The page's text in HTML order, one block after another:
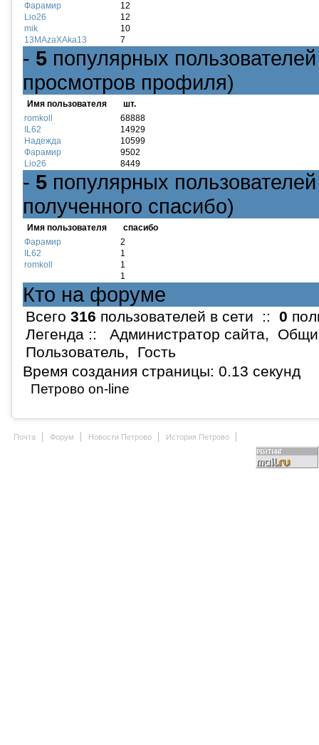
Фарамир
12
Lio26
12
mik
10
13MAzaXAka13
7
- 5 популярных
просмотров профиля)
Имя пользователя
шт.
romkoll
68888
IL62
14929
Надежда
10599
Фарамир
9502
Lio26
8449
- 5 популярных
полученного спасибо)
Имя пользователя
спасибо
Фарамир
2
IL62
1
romkoll
1
1
Кто на форуме
Всего 316 пользователей в сети :: 0
Легенда ::
Администратор сайта,
Пользователь, Гость
Время создания страницы: 0.13 секунд
Петрово on-line
Почта Форум Новости Петрово История Петрово